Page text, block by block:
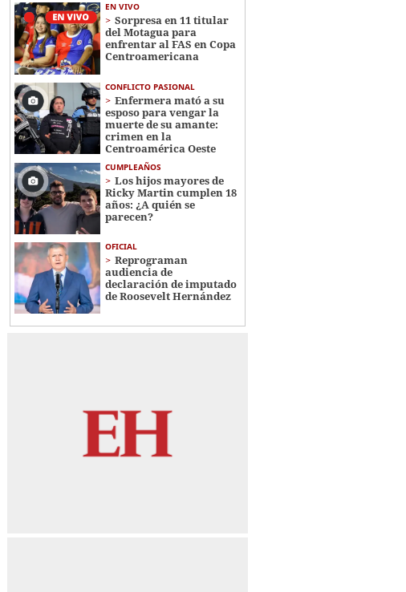
EN VIVO
Sorpresa en 11 titular
del Motagua para
enfrentar al FAS en Copa
Centroamericana
CONFLICTO PASIONAL
Enfermera mató a su
esposo para vengar la
muerte de su amante:
crimen en la
Centroamérica Oeste
CUMPLEAÑOS
Los hijos mayores de
Ricky Martin cumplen 18
años: ¿A quién se
parecen?
OFICIAL
Reprograman
audiencia de
declaración de imputado
de Roosevelt Hernández